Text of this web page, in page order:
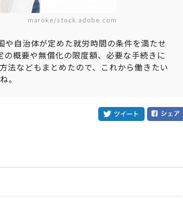
maroke/stock.adobe.com
自治体が定めた就労時間の条件を満たせ
概要や無償化の限度額、必要な手続きに
法などもまとめたので、これから働きたい
。